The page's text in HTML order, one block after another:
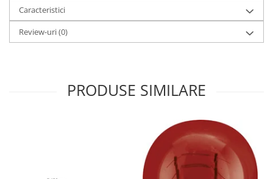
Caracteristici
Review-uri(0)
PRODUSE SIMILARE